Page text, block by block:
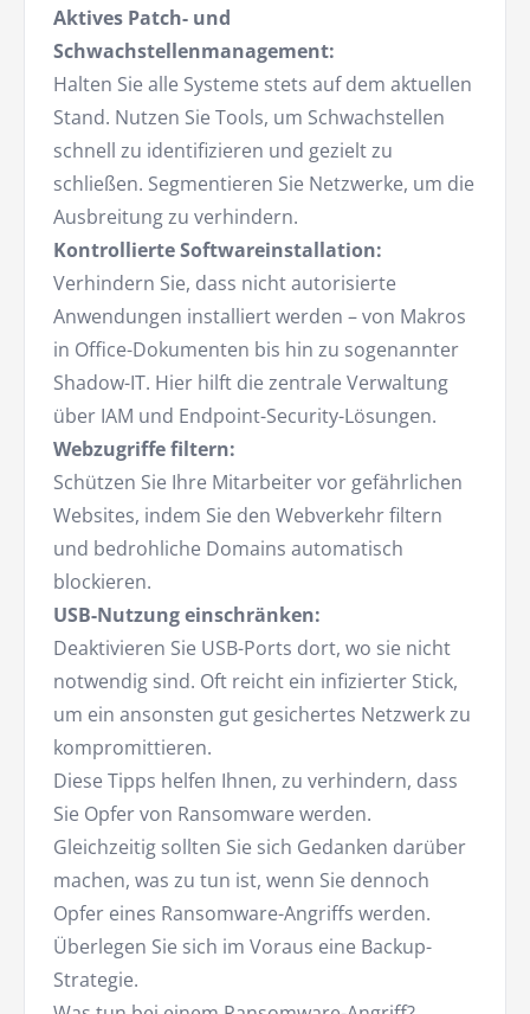
Aktives Patch- und
Schwachstellenmanagement:
Halten Sie alle Systeme stets auf dem aktuellen
Stand. Nutzen Sie Tools, um Schwachstellen
schnell zu identifizieren und gezielt zu
schließen. Segmentieren Sie Netzwerke, um die
Ausbreitung zu verhindern.
Kontrollierte Softwareinstallation:
Verhindern Sie, dass nicht autorisierte
Anwendungen installiert werden – von Makros
in Office-Dokumenten bis hin zu sogenannter
Shadow-IT. Hier hilft die zentrale Verwaltung
über IAM und Endpoint-Security-Lösungen.
Webzugriffe filtern:
Schützen Sie Ihre Mitarbeiter vor gefährlichen
Websites, indem Sie den Webverkehr filtern
und bedrohliche Domains automatisch
blockieren.
USB-Nutzung einschränken:
Deaktivieren Sie USB-Ports dort, wo sie nicht
notwendig sind. Oft reicht ein infizierter Stick,
um ein ansonsten gut gesichertes Netzwerk zu
kompromittieren.
Diese Tipps helfen Ihnen, zu verhindern, dass
Sie Opfer von Ransomware werden.
Gleichzeitig sollten Sie sich Gedanken darüber
machen, was zu tun ist, wenn Sie dennoch
Opfer eines Ransomware-Angriffs werden.
Überlegen Sie sich im Voraus eine Backup-
Strategie.